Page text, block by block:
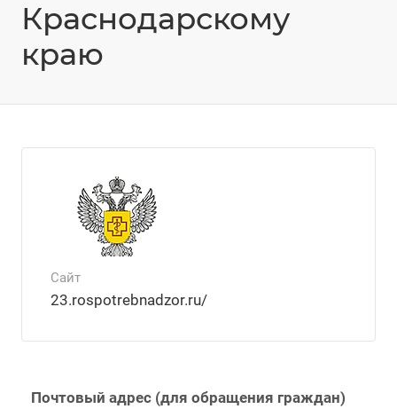
Краснодарскому
краю
Сайт
23.rospotrebnadzor.ru/
Почтовый адрес (для обращения граждан)